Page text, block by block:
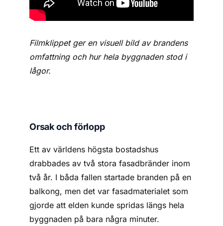
Filmklippet ger en visuell bild av brandens
omfattning och hur hela byggnaden stod i
lågor.
Orsak och förlopp
Ett av världens högsta bostadshus
drabbades av två stora fasadbränder inom
två år. I båda fallen startade branden på en
balkong, men det var fasadmaterialet som
gjorde att elden kunde spridas längs hela
byggnaden på bara några minuter.